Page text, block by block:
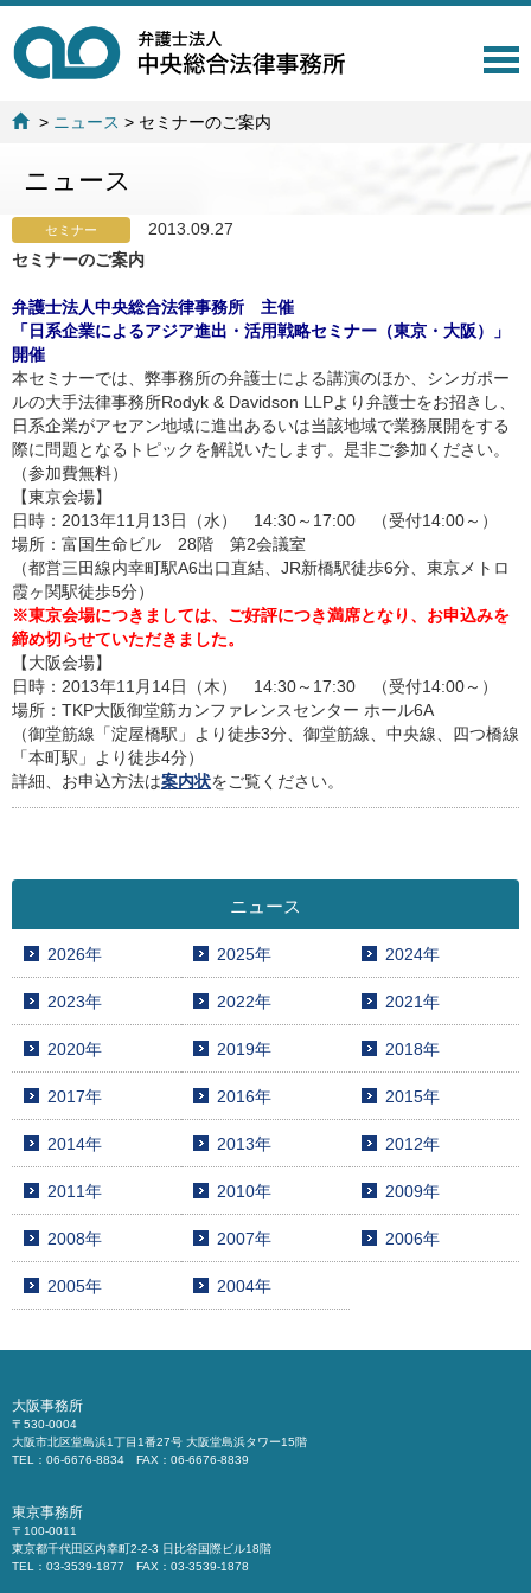
T
t
n
> ニュース > セミナーのご案内
ニュース
セミナー
2013.09.27
セミナーのご案内
弁護士法人中央総合法律事務所 主催
「日系企業によるアジア進出・活用戦略セミナー（東京・大阪）」
開催
本セミナーでは、弊事務所の弁護士による講演のほか、シンガポー
ルの大手法律事務所Rodyk & Davidson LLPより弁護士をお招きし、
日系企業がアセアン地域に進出あるいは当該地域で業務展開をする
際に問題となるトピックを解説いたします。是非ご参加ください。
（参加費無料）
【東京会場】
日時：2013年11月13日（水） 14:30～17:00 （受付14:00～）
場所：富国生命ビル 28階 第2会議室
（都営三田線内幸町駅A6出口直結、JR新橋駅徒歩6分、東京メトロ
霞ヶ関駅徒歩5分）
※東京会場につきましては、ご好評につき満席となり、お申込みを
締め切らせていただきました。
【大阪会場】
日時：2013年11月14日（木） 14:30～17:30 （受付14:00～）
場所：TKP大阪御堂筋カンファレンスセンター ホール6A
（御堂筋線「淀屋橋駅」より徒歩3分、御堂筋線、中央線、四つ橋線
「本町駅」より徒歩4分）
詳細、お申込方法は案内状をご覧ください。
ニュース
2026年 2025年 2024年
2023年 2022年 2021年
2020年 2019年 2018年
2017年 2016年 2015年
2014年 2013年 2012年
2011年 2010年 2009年
2008年 2007年 2006年
2005年 2004年
大阪事務所
〒530-0004
大阪市北区堂島浜1丁目1番27号 大阪堂島浜タワー15階
TEL：06-6676-8834 FAX：06-6676-8839
東京事務所
〒100-0011
東京都千代田区内幸町2-2-3 日比谷国際ビル18階
TEL：03-3539-1877 FAX：03-3539-1878